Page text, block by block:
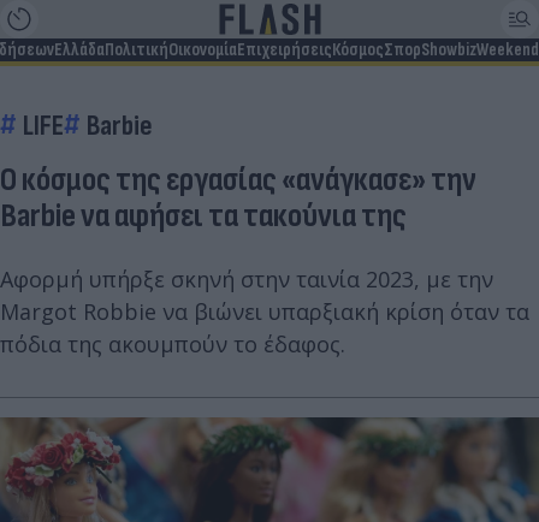
ΕλλάδαΠολιτικήΟικονομίαΕπιχειρήσειςΚόσμοςΣπορShowbizWeekend
LIFE Barbie
Ο κόσμος της εργασίας «ανάγκασε» την
Barbie να αφήσει τα τακούνια της
Αφορμή υπήρξε σκηνή στην ταινία 2023, με την
Margot Robbie να βιώνει υπαρξιακή κρίση όταν τα
πόδια της ακουμπούν το έδαφος.